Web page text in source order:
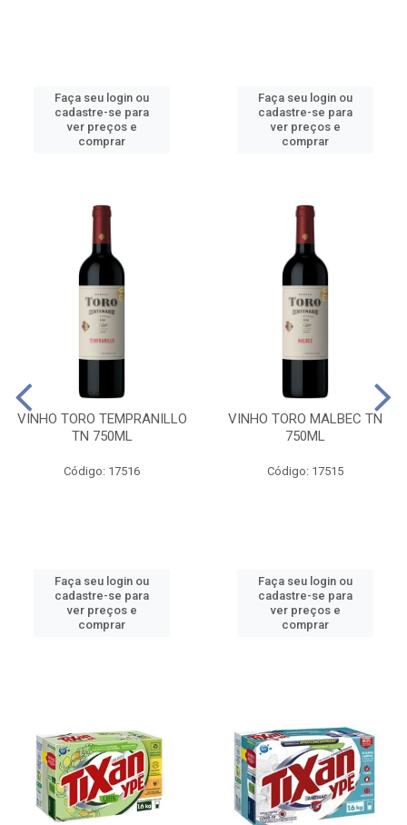
Faça seu login ou
cadastre-se para
ver preços e
comprar
Faça seu login ou
cadastre-se para
ver preços e
comprar
VINHO TORO TEMPRANILLO
TN 750ML
Código: 17516
Faça seu login ou
cadastre-se para
ver preços e
comprar
VINHO TORO MALBEC TN
750ML
Código: 17515
Faça seu login ou
cadastre-se para
ver preços e
comprar